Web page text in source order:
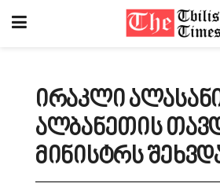
ირაკლი
ალბანეთის
მინისტრს